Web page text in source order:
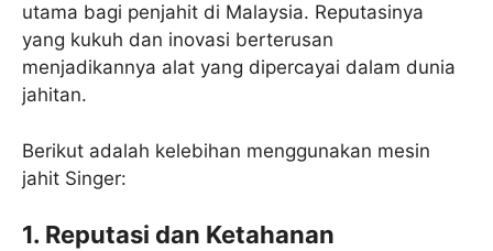
utama bagi penjahit di Malaysia. Reputasinya
yang kukuh dan inovasi berterusan
menjadikannya alat yang dipercayai dalam dunia
jahitan.
Berikut adalah kelebihan menggunakan mesin
jahit Singer:
1. Reputasi dan Ketahanan